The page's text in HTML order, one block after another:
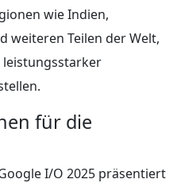
wie Indien,
weiteren Teilen der Welt,
für die
I/O 2025 präsentiert